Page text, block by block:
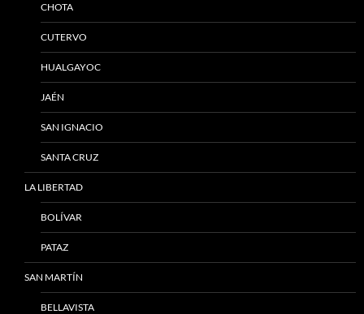
CHOTA
CUTERVO
HUALGAYOC
JAÉN
SAN IGNACIO
SANTA CRUZ
LA LIBERTAD
BOLÍVAR
PATAZ
SAN MARTÍN
BELLAVISTA